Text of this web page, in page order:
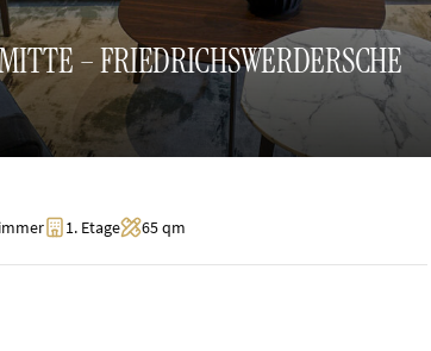
– FRIEDRICHSWERDERSCHE
1. Etage 65 qm